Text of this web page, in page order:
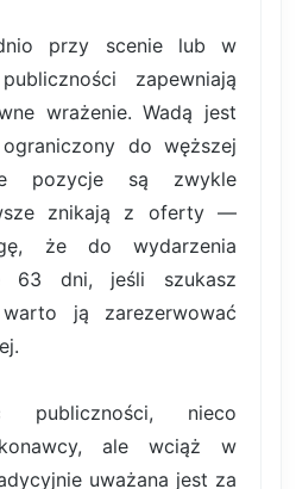
przy scenie lub w
zapewniają
wrażenie. Wadą jest
do węższej
pozycje są zwykle
znikają z oferty —
że do wydarzenia
63 dni, jeśli szukasz
ją zarezerwować
publiczności, nieco
ale wciąż w
uważana jest za